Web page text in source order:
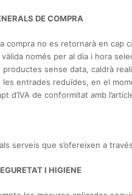
DE COMPRA
compra no es retornarà en cap
vàlida només per al dia i hora
productes sense data, caldrà
les entrades reduïdes, en el
d’IVA de conformitat amb
serveis que s’ofereixen a
I HIGIENE